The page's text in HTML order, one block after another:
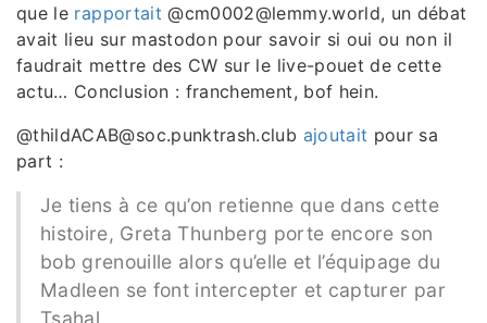
que le rapportait @cm0002@lemmy.world, un débat
avait lieu sur mastodon pour savoir si oui ou non il
faudrait mettre des CW sur le live-pouet de cette
actu… Conclusion : franchement, bof hein.
@thildACAB@soc.punktrash.club ajoutait pour sa
part :
Je tiens à ce qu’on retienne que dans cette
histoire, Greta Thunberg porte encore son
bob grenouille alors qu’elle et l’équipage du
Madleen se font intercepter et capturer par
Tsahal.